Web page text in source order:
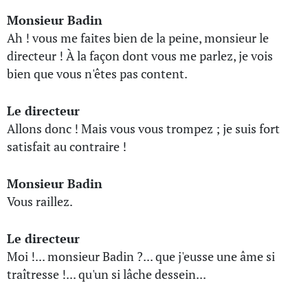
Monsieur Badin
Ah ! vous me faites bien de la peine, monsieur le
directeur ! À la façon dont vous me parlez, je vois
bien que vous n'êtes pas content.
Le directeur
Allons donc ! Mais vous vous trompez ; je suis fort
satisfait au contraire !
Monsieur Badin
Vous raillez.
Le directeur
Moi !... monsieur Badin ?... que j'eusse une âme si
traîtresse !... qu'un si lâche dessein...